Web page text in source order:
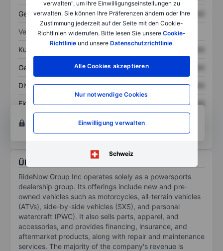
verwalten", um Ihre Einwilligungseinstellungen zu
verwalten. Sie können Ihre Präferenzen ändern oder Ihre
Zustimmung jederzeit auf der Seite mit den Cookie-
Richtlinien widerrufen. Bitte lesen Sie unsere Cookie-
Richtlinieund unsere Datenschutzrichtlinie.
Alle Cookies akzeptieren
Nur notwendige Cookies
Einwilligung verwalten
Schweiz
Gesamtschulden XXXXXXX XXXXXXX
Verhältnisse
Kurs/Umsatz
Gewinn je Aktie XXXXXXX
Dividende je Aktie XXXXXXX XXXXXXX
Eigenkapitalrendite XXXXXXX
XXXXXXX
und Analyse-Tools zu erhalten.
Über RideNow Group Inc
RideNow Group Inc operates solely as a powersports
dealership group. Its offerings include new and pre-
owned vehicles such as motorcycles, all-terrain vehicles
(ATVs), side-by-side vehicles (SXS), and personal
watercraft (PWC). It also sells parts, apparel, and
accessories, and provides financing, insurance, and
aftermarket products, along with repair and maintenance
services. The majority of the company's revenue is